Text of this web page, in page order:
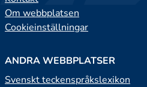
Om webbplatsen
Cookieinställningar
ANDRA WEBBPLATSER
Svenskt teckenspråkslexikon